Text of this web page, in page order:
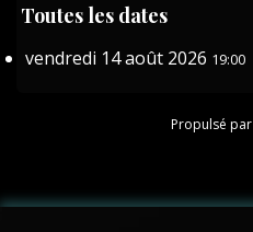
Toutes les dates
vendredi 14 août 2026 19:00
Propulsé par